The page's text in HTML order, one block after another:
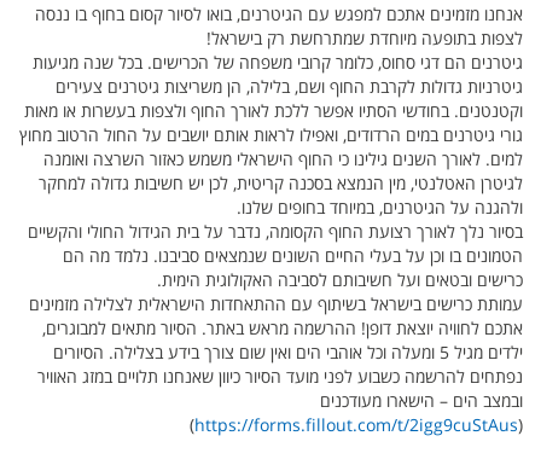
אנחנו מזמינים אתכם למפגש עם הגיטרנים, בואו לסיור קסום בחוף בו ננסה
לצפות בתופעה מיוחדת שמתרחשת רק בישראל!
גיטרנים הם דגי סחוס, כלומר קרובי משפחה של הכרישים. בכל שנה מגיעות
גיטרניות גדולות לקרבת החוף ושם, בלילה, הן משריצות גיטרנים צעירים
וקטנטנים. בחודשי הסתיו אפשר ללכת לאורך החוף ולצפות בעשרות או מאות
גורי גיטרנים במים הרדודים, ואפילו לראות אותם יושבים על החול הרטוב מחוץ
למים. לאורך השנים גילינו כי החוף הישראלי משמש כאזור השרצה ואומנה
לגיטרן האטלנטי, מין הנמצא בסכנה קריטית, לכן יש חשיבות גדולה למחקר
ולהגנה על הגיטרנים, במיוחד בחופים שלנו.
בסיור נלך לאורך רצועת החוף הקסומה, נדבר על בית הגידול החולי והקשיים
הטמונים בו וכן על בעלי החיים השונים שנמצאים סביבנו. נלמד מה הם
כרישים ובטאים ועל חשיבותם לסביבה האקולוגית הימית.
עמותת כרישים בישראל בשיתוף עם ההתאחדות הישראלית לצלילה מזמינים
אתכם לחוויה יוצאת דופן! ההרשמה מראש באתר. הסיור מתאים למבוגרים,
ילדים מגיל 5 ומעלה וכל אוהבי הים ואין שום צורך בידע בצלילה. הסיורים
נפתחים להרשמה כשבוע לפני מועד הסיור כיוון שאנחנו תלויים במזג האוויר
ובמצב הים – הישארו מעודכנים
(
https://forms.fillout.com/t/2igg9cuStAus
)